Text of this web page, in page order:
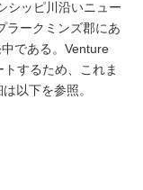
シッピ川沿いニュー
ラークミンズ郡にあ
である。Venture
するため、これま
以下を参照。